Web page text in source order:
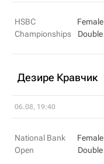
HSBC
Championships
Female
Double
Дезире Кравчик
06.08, 19:40
National Bank
Open
Female
Double